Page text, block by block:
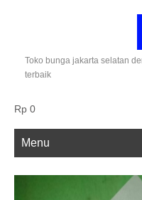
Toko bunga jakarta selatan
terbaik
Rp 0
Menu